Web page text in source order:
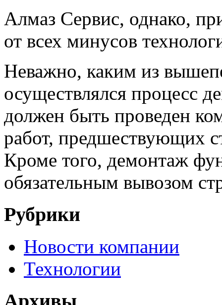
Алмаз Сервис, однако,
от всех минусов
Неважно, каким из
осуществлялся процесс
должен быть проведен
работ, предшествующих
Кроме того, демонтаж
обязательным вывозом
Рубрики
Новости компании
Технологии